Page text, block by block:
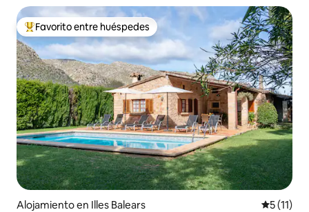
Favorito entre los huéspedes más destacados
Favorito entre huéspedes
Alojamiento en Illes Balears
5 (11)